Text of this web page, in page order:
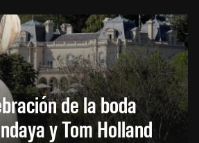
de la boda
y Tom Holland